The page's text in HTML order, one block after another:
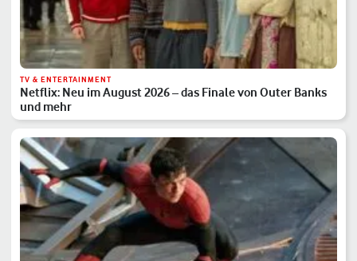
TV & ENTERTAINMENT
Netflix: Neu im August 2026 – das Finale von Outer Banks
und mehr